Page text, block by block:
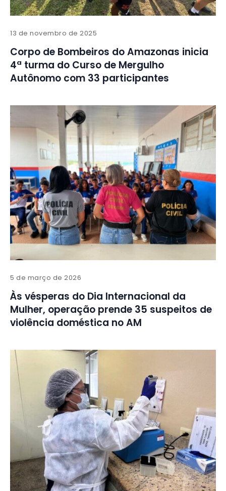
13 de novembro de 2025
Corpo de Bombeiros do Amazonas inicia
4ª turma do Curso de Mergulho
Autônomo com 33 participantes
5 de março de 2026
Às vésperas do Dia Internacional da
Mulher, operação prende 35 suspeitos de
violência doméstica no AM